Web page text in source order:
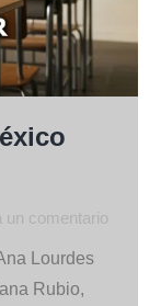
un comentario
Lourdes
Rubio,